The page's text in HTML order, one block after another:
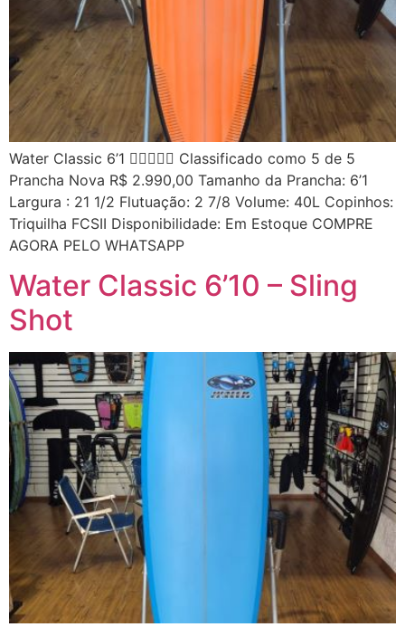
Water Classic 6’1  Classificado como 5 de 5
Prancha Nova R$ 2.990,00 Tamanho da Prancha: 6’1
Largura : 21 1/2 Flutuação: 2 7/8 Volume: 40L Copinhos:
Triquilha FCSII Disponibilidade: Em Estoque COMPRE
AGORA PELO WHATSAPP
Water Classic 6’10 – Sling
Shot